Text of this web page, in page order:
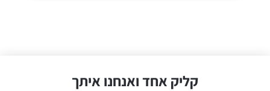
קליק אחד ואנחנו איתך